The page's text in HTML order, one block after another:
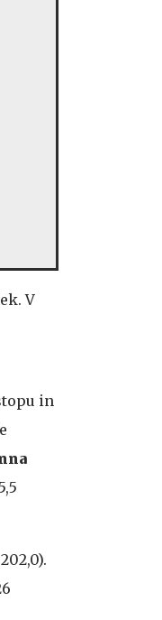
V
in